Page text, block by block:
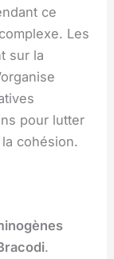
ce
Les
sur la
pour lutter
cohésion.
.